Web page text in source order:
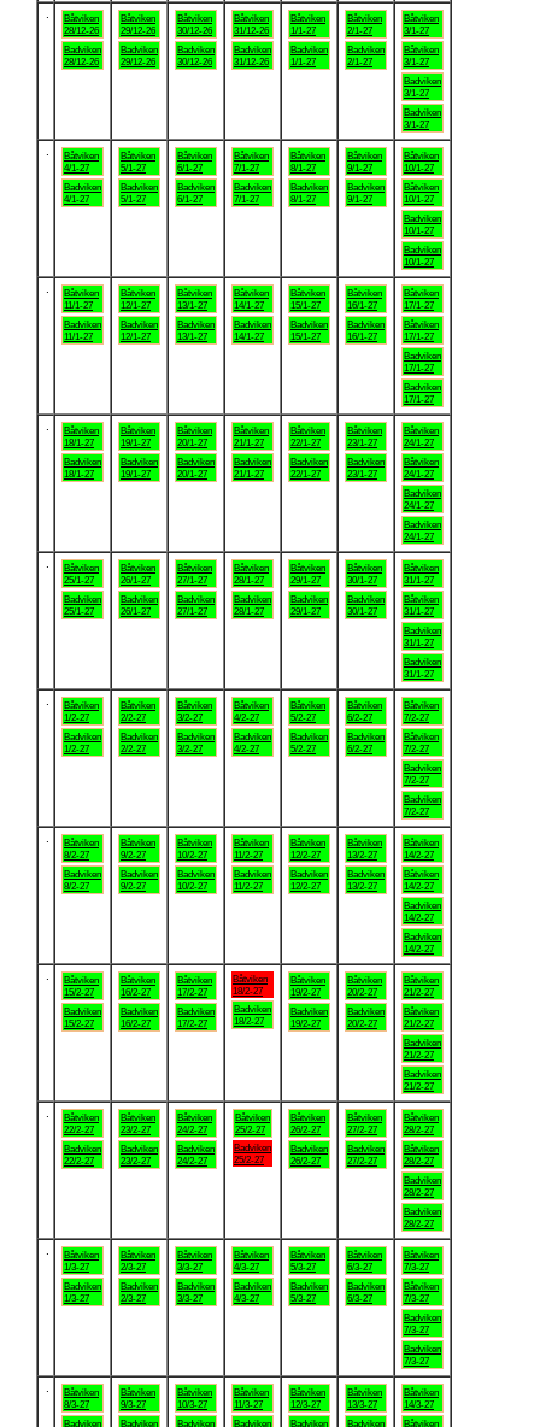
Båtviken
28/12-26
Badviken
28/12-26
Båtviken
29/12-26
Badviken
29/12-26
Båtviken
30/12-26
Badviken
30/12-26
Båtviken
31/12-26
Badviken
31/12-26
Båtviken
1/1-27
Badviken
1/1-27
Båtviken
2/1-27
Badviken
2/1-27
Båtviken
3/1-27
Båtviken
3/1-27
Badviken
3/1-27
Badviken
3/1-27
Båtviken
4/1-27
Badviken
4/1-27
Båtviken
5/1-27
Badviken
5/1-27
Båtviken
6/1-27
Badviken
6/1-27
Båtviken
7/1-27
Badviken
7/1-27
Båtviken
8/1-27
Badviken
8/1-27
Båtviken
9/1-27
Badviken
9/1-27
Båtviken
10/1-27
Båtviken
10/1-27
Badviken
10/1-27
Badviken
10/1-27
Båtviken
11/1-27
Badviken
11/1-27
Båtviken
12/1-27
Badviken
12/1-27
Båtviken
13/1-27
Badviken
13/1-27
Båtviken
14/1-27
Badviken
14/1-27
Båtviken
15/1-27
Badviken
15/1-27
Båtviken
16/1-27
Badviken
16/1-27
Båtviken
17/1-27
Båtviken
17/1-27
Badviken
17/1-27
Badviken
17/1-27
Båtviken
18/1-27
Badviken
18/1-27
Båtviken
19/1-27
Badviken
19/1-27
Båtviken
20/1-27
Badviken
20/1-27
Båtviken
21/1-27
Badviken
21/1-27
Båtviken
22/1-27
Badviken
22/1-27
Båtviken
23/1-27
Badviken
23/1-27
Båtviken
24/1-27
Båtviken
24/1-27
Badviken
24/1-27
Badviken
24/1-27
Båtviken
25/1-27
Badviken
25/1-27
Båtviken
26/1-27
Badviken
26/1-27
Båtviken
27/1-27
Badviken
27/1-27
Båtviken
28/1-27
Badviken
28/1-27
Båtviken
29/1-27
Badviken
29/1-27
Båtviken
30/1-27
Badviken
30/1-27
Båtviken
31/1-27
Båtviken
31/1-27
Badviken
31/1-27
Badviken
31/1-27
Båtviken
1/2-27
Badviken
1/2-27
Båtviken
2/2-27
Badviken
2/2-27
Båtviken
3/2-27
Badviken
3/2-27
Båtviken
4/2-27
Badviken
4/2-27
Båtviken
5/2-27
Badviken
5/2-27
Båtviken
6/2-27
Badviken
6/2-27
Båtviken
7/2-27
Båtviken
7/2-27
Badviken
7/2-27
Badviken
7/2-27
Båtviken
8/2-27
Badviken
8/2-27
Båtviken
9/2-27
Badviken
9/2-27
Båtviken
10/2-27
Badviken
10/2-27
Båtviken
11/2-27
Badviken
11/2-27
Båtviken
12/2-27
Badviken
12/2-27
Båtviken
13/2-27
Badviken
13/2-27
Båtviken
14/2-27
Båtviken
14/2-27
Badviken
14/2-27
Badviken
14/2-27
Båtviken
15/2-27
Badviken
15/2-27
Båtviken
16/2-27
Badviken
16/2-27
Båtviken
17/2-27
Badviken
17/2-27
Båtviken
18/2-27
Badviken
18/2-27
Båtviken
19/2-27
Badviken
19/2-27
Båtviken
20/2-27
Badviken
20/2-27
Båtviken
21/2-27
Båtviken
21/2-27
Badviken
21/2-27
Badviken
21/2-27
Båtviken
22/2-27
Badviken
22/2-27
Båtviken
23/2-27
Badviken
23/2-27
Båtviken
24/2-27
Badviken
24/2-27
Båtviken
25/2-27
Badviken
25/2-27
Båtviken
26/2-27
Badviken
26/2-27
Båtviken
27/2-27
Badviken
27/2-27
Båtviken
28/2-27
Båtviken
28/2-27
Badviken
28/2-27
Badviken
28/2-27
Båtviken
1/3-27
Badviken
1/3-27
Båtviken
2/3-27
Badviken
2/3-27
Båtviken
3/3-27
Badviken
3/3-27
Båtviken
4/3-27
Badviken
4/3-27
Båtviken
5/3-27
Badviken
5/3-27
Båtviken
6/3-27
Badviken
6/3-27
Båtviken
7/3-27
Båtviken
7/3-27
Badviken
7/3-27
Badviken
7/3-27
Båtviken
8/3-27
Badviken
Båtviken
9/3-27
Badviken
Båtviken
10/3-27
Badviken
Båtviken
11/3-27
Badviken
Båtviken
12/3-27
Badviken
Båtviken
13/3-27
Badviken
Båtviken
14/3-27
Båtviken